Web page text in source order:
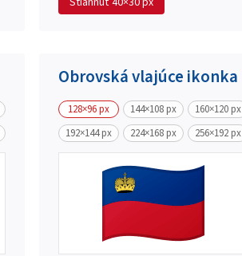
Obrovská vlajúce ikonka
128×96 px 144×108 px
160×120 px
192×144 px
224×168 px 256×192 px